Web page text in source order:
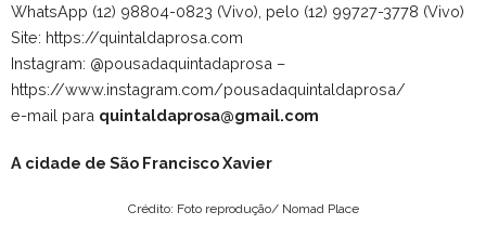
WhatsApp (12) 98804-0823 (Vivo), pelo (12) 99727-3778 (Vivo)
Site: https://quintaldaprosa.com
Instagram: @pousadaquintadaprosa –
https://www.instagram.com/pousadaquintaldaprosa/
e-mail para quintaldaprosa@gmail.com
A cidade de São Francisco Xavier
Crédito: Foto reprodução/ Nomad Place